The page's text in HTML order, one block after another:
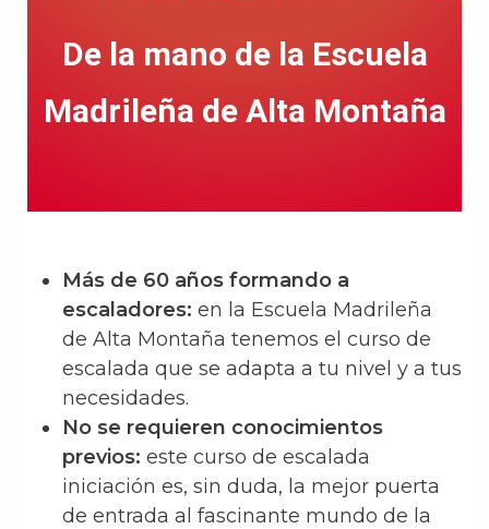
De la mano de la Escuela
Madrileña de Alta Montaña
Más de 60 años formando a
escaladores: en la Escuela Madrileña
de Alta Montaña tenemos el curso de
escalada que se adapta a tu nivel y a tus
necesidades.
No se requieren conocimientos
previos: este curso de escalada
iniciación es, sin duda, la mejor puerta
de entrada al fascinante mundo de la